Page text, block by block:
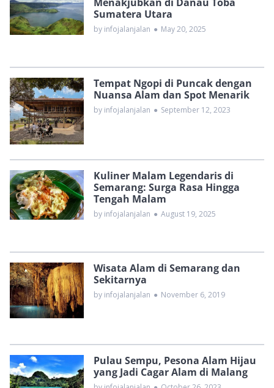
Sumatera Utara
by infojalanjalan ● May 20, 2025
Tempat Ngopi di Puncak dengan
Nuansa Alam dan Spot Menarik
by infojalanjalan ● September 12, 2023
Kuliner Malam Legendaris di
Semarang: Surga Rasa Hingga
Tengah Malam
by infojalanjalan ● August 19, 2025
Wisata Alam di Semarang dan
Sekitarnya
by infojalanjalan ● November 6, 2019
Pulau Sempu, Pesona Alam Hijau
yang Jadi Cagar Alam di Malang